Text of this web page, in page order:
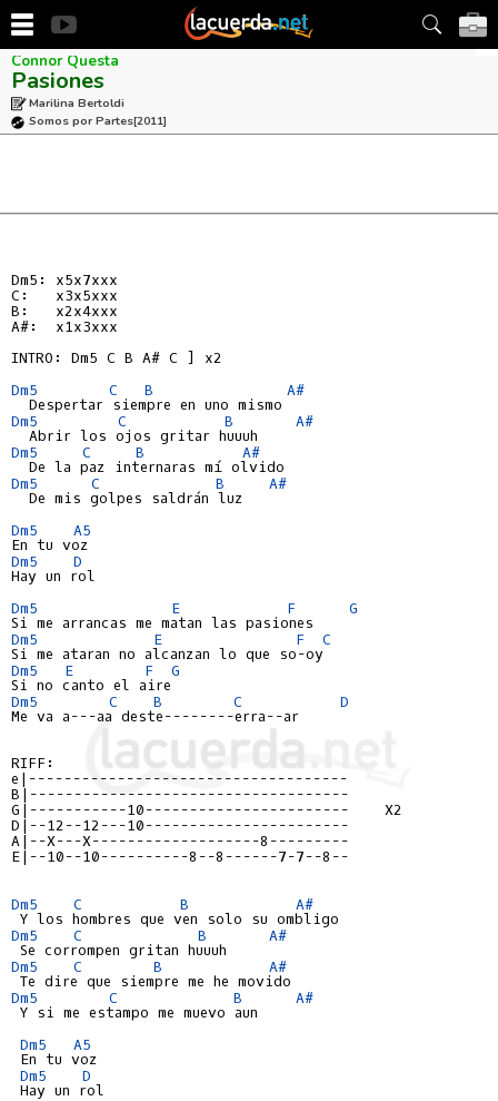
Connor Questa
Pasiones
Marilina Bertoldi
Somos por Partes[2011]
Dm5: x5x7xxx
C:   x3x5xxx
B:   x2x4xxx
A#:  x1x3xxx
INTRO: Dm5 C B A# C ] x2
Dm5
C B
A#
Dm5
C B
A#
Dm5
C B
A#
Dm5
C B
A#
  De mis golpes saldrán luz
Dm5
A5
Dm5
D
Hay un rol
Dm5
E F
G
Dm5
E F
C
Dm5
E F
G
Dm5
C B C
D
Me va a---aa deste--------erra--ar
e|------------------------------------
B|------------------------------------
G|-----------10-----------------------    X2
D|--12--12---10-----------------------
A|--X---X-------------------8---------
E|--10--10----------8--8------7-7--8--
Dm5 C B
A#
Dm5
C B
A#
Dm5
C B
A#
Dm5
C B
A#
Y si me estampo me muevo aun
Dm5
A5
En tu voz
Dm5
D
Hay un rol